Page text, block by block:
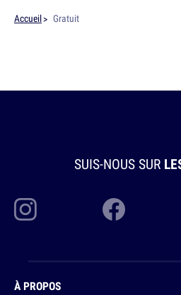
Accueil Gratuit
SUIS-NOUS SUR
À PROPOS